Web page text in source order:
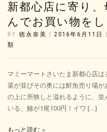
新都心店に寄り
んでお買い物をし
BY 徳永奈美 2016年6月11日
類
マミーマートさいたま新都心店
菜が並びその奥には鮮魚売り場
の上に所狭しと溢れるように、
いる、鯵が1尾100円！イワ […]
もっと読む